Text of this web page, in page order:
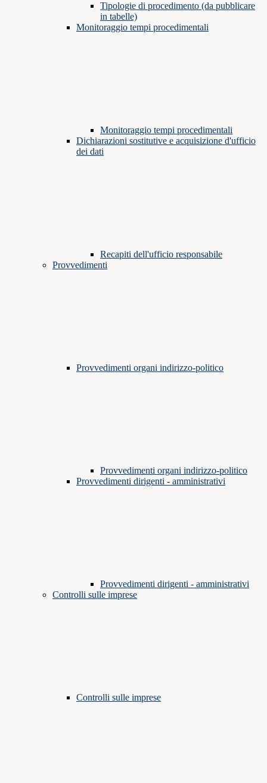
Tipologie di procedimento (da pubblicare
in tabelle)
Monitoraggio tempi procedimentali
Monitoraggio tempi procedimentali
Dichiarazioni sostitutive e acquisizione d'ufficio
dei dati
Recapiti dell'ufficio responsabile
Provvedimenti
Provvedimenti organi indirizzo-politico
Provvedimenti organi indirizzo-politico
Provvedimenti dirigenti - amministrativi
Provvedimenti dirigenti - amministrativi
Controlli sulle imprese
Controlli sulle imprese